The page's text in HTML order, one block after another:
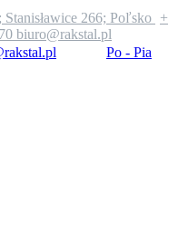
Stanisławice 266; Poľsko +
biuro@rakstal.pl
Po - Pia